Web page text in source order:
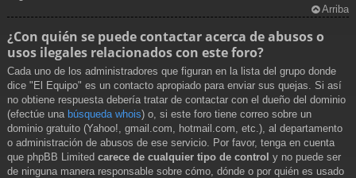
Arriba
¿Con quién se puede contactar acerca de abusos o
usos ilegales relacionados con este foro?
Cada uno de los administradores que figuran en la lista del grupo donde
dice "El Equipo" es un contacto apropiado para enviar sus quejas. Si así
no obtiene respuesta debería tratar de contactar con el dueño del dominio
(efectúe una búsqueda whois) o, si este foro tiene correo sobre un
dominio gratuito (Yahoo!, gmail.com, hotmail.com, etc.), al departamento
o administración de abusos de ese servicio. Por favor, tenga en cuenta
que phpBB Limited carece de cualquier tipo de control y no puede ser
de ninguna manera responsable sobre cómo, dónde o por quién es usado